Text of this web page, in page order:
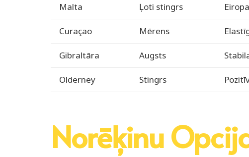
Malta
Ļoti stingrs
Curaçao Mērens
Gibraltāra Augsts
Olderney Stingrs
Norēķinu